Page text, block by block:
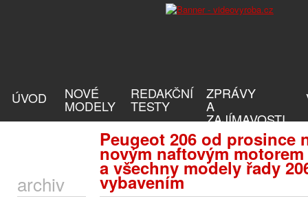
ÚVOD NOVÉ
MODELY
REDAKČNÍ
TESTY
ZPRÁVY
A
ZAJÍMAVOSTI
Peugeot 206 od prosince
novým naftovým motorem
a všechny modely řady
vybavením
archiv